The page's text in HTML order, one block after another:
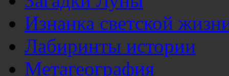
Изнанка светской
Лабиринты истории
Метагеография